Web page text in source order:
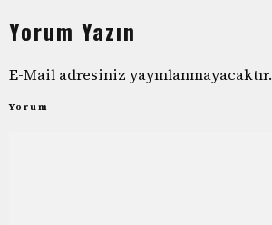
Yorum Yazın
E-Mail adresiniz yayınlanmayacaktır.
Yorum